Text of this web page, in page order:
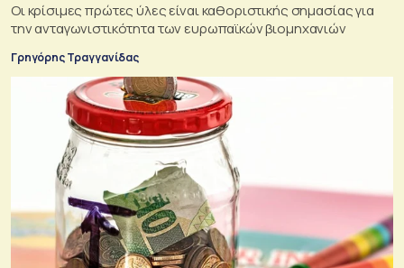
Οι κρίσιμες πρώτες ύλες είναι καθοριστικής σημασίας για
την ανταγωνιστικότητα των ευρωπαϊκών βιομηχανιών
Γρηγόρης Τραγγανίδας